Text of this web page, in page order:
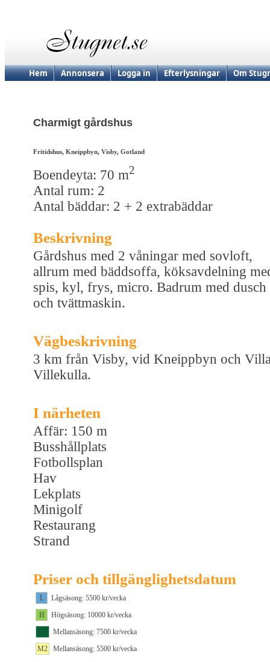
Hem Annonsera Logga in Efterlysningar Om
Charmigt gårdshus
Fritidshus, Kneippbyn, Visby, Gotland
Boendeyta: 70 m2
Antal rum: 2
Antal bäddar: 2 + 2 extrabäddar
Beskrivning
Gårdshus med 2 våningar med sovloft,
allrum med bäddsoffa, köksavdelning
spis, kyl, frys, micro. Badrum med dusch
och tvättmaskin.
Vägbeskrivning
3 km från Visby, vid Kneippbyn och
Villekulla.
I närheten
Affär: 150 m
Busshållplats
Fotbollsplan
Hav
Lekplats
Minigolf
Restaurang
Strand
Priser och tillgänglighetsdatum
L
Lågsäsong: 5500 kr/vecka
H
Högsäsong: 10000 kr/vecka
M1
Mellansäsong: 7500 kr/vecka
M2
Mellansäsong: 5500 kr/vecka